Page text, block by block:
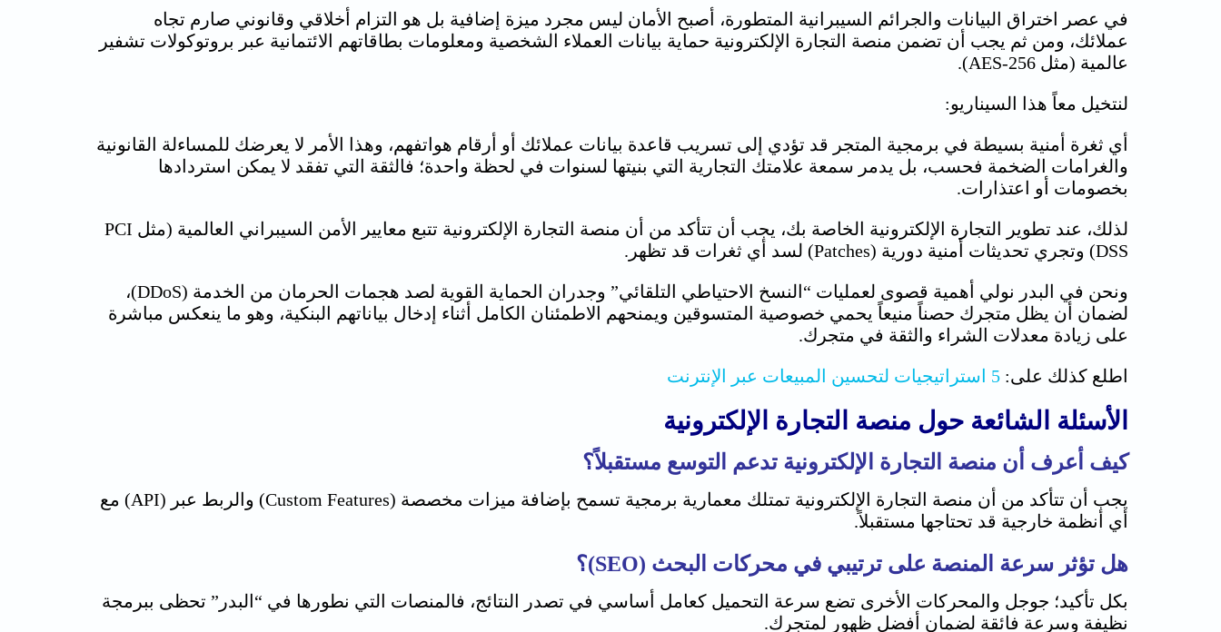
في عصر اختراق البيانات والجرائم السيبرانية المتطورة، أصبح الأمان ليس مجرد ميزة إضافية بل هو التزام أخلاقي وقانوني صارم تجاه
عملائك، ومن ثم يجب أن تضمن منصة التجارة الإلكترونية حماية بيانات العملاء الشخصية ومعلومات بطاقاتهم الائتمانية عبر بروتوكولات تشفير
عالمية (مثل AES-256).
لنتخيل معاً هذا السيناريو:
أي ثغرة أمنية بسيطة في برمجية المتجر قد تؤدي إلى تسريب قاعدة بيانات عملائك أو أرقام هواتفهم، وهذا الأمر لا يعرضك للمساءلة القانونية
والغرامات الضخمة فحسب، بل يدمر سمعة علامتك التجارية التي بنيتها لسنوات في لحظة واحدة؛ فالثقة التي تفقد لا يمكن استردادها
بخصومات أو اعتذارات.
لذلك، عند تطوير التجارة الإلكترونية الخاصة بك، يجب أن تتأكد من أن منصة التجارة الإلكترونية
تتبع معايير الأمن السيبراني العالمية (مثل PCI
DSS) وتجري تحديثات أمنية دورية (Patches) لسد أي ثغرات قد تظهر.
ونحن في البدر نولي أهمية قصوى لعمليات “النسخ الاحتياطي التلقائي” وجدران الحماية القوية لصد هجمات الحرمان من الخدمة (DDoS)،
لضمان أن يظل متجرك حصناً منيعاً يحمي خصوصية المتسوقين ويمنحهم الاطمئنان الكامل أثناء إدخال بياناتهم البنكية، وهو ما ينعكس مباشرة
على زيادة معدلات الشراء والثقة في متجرك.
اطلع كذلك على: 5 استراتيجيات لتحسين المبيعات عبر الإنترنت
الأسئلة الشائعة حول منصة التجارة الإلكترونية
كيف أعرف أن منصة التجارة الإلكترونية تدعم التوسع مستقبلاً؟
يجب أن تتأكد من أن منصة التجارة الإلكترونية
تمتلك معمارية برمجية تسمح بإضافة ميزات مخصصة (Custom Features) والربط عبر (API) مع
أي أنظمة خارجية قد تحتاجها مستقبلاً.
هل تؤثر سرعة المنصة على ترتيبي في محركات البحث (SEO)؟
بكل تأكيد؛ جوجل والمحركات الأخرى تضع سرعة التحميل كعامل أساسي في تصدر النتائج، فالمنصات التي نطورها في “البدر” تحظى ببرمجة
نظيفة وسرعة فائقة لضمان أفضل ظهور لمتجرك.